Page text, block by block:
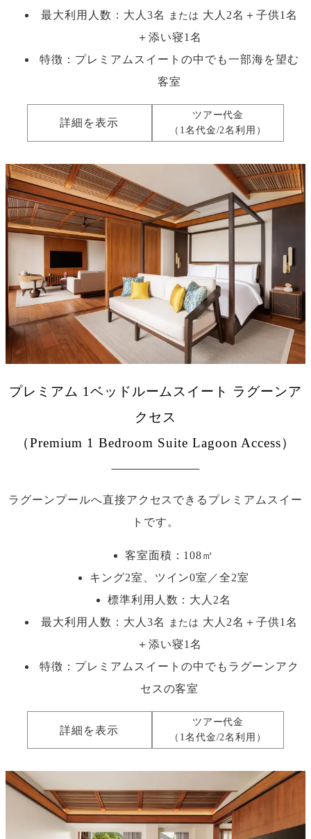
最大利用人数： 大人3名 または 大人2名＋子供1名
＋添い寝1名
特徴：プレミアムスイートの中でも一部海を望む
客室
詳細を表示
ツアー代金
（1名代金/2名利用）
プレミアム 1ベッドルームスイート ラグーンア
クセス
（Premium 1 Bedroom Suite Lagoon Access）
ラグーンプールへ直接アクセスできるプレミアムスイー
トです。
客室面積：108㎡
キング2室、ツイン0室／全2室
標準利用人数： 大人2名
最大利用人数： 大人3名 または 大人2名＋子供1名
＋添い寝1名
特徴：プレミアムスイートの中でもラグーンアク
セスの客室
詳細を表示
ツアー代金
（1名代金/2名利用）